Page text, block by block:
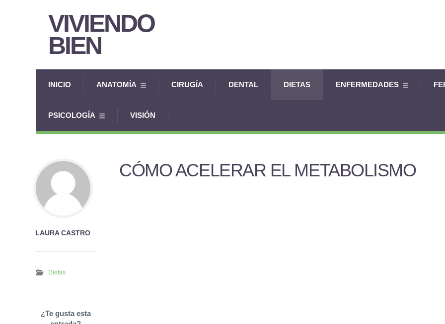
VIVIENDO
BIEN
INICIO ANATOMÍA CIRUGÍA DENTAL DIETAS ENFERMEDADES
PSICOLOGÍA VISIÓN
CÓMO ACELERAR EL METABOLISMO
LAURA CASTRO
Dietas
¿Te gusta esta